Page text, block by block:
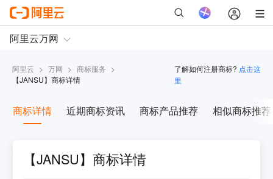
阿里云 > 万网 > 商标服务 >
【JANSU】商标详情
了解如何注册商标? 点击这
里
商标详情 近期商标资讯 商标产品推荐 相似商标推荐
【JANSU】商标详情